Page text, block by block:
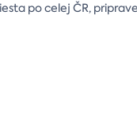
po celej ČR,